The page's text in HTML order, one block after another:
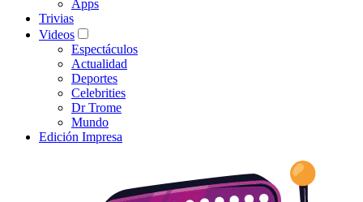
Apps
Trivias
Videos
Espectáculos
Actualidad
Deportes
Celebrities
Dr Trome
Mundo
Edición Impresa